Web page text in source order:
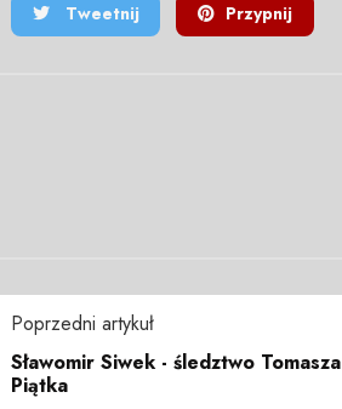
Tweetnij Przypnij
Poprzedni artykuł
Sławomir Siwek - śledztwo Tomasza
Piątka